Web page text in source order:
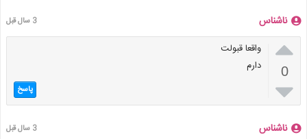
ناشناس 3 سال قبل

0

واقعا قبولت
دارم
پاسخ
ناشناس 3 سال قبل